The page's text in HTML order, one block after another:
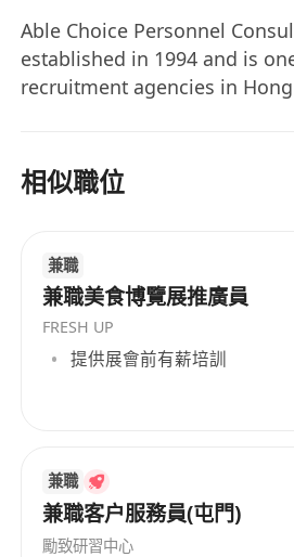
Able Choice Personnel
established in 1994 and is
recruitment agencies in
company which provide full-
recruitment services to our
Engineering, Information
Marketing, Personnel and
Secretarial and all general
recruitment in permanent
placement services.
相似職位
兼職
兼職美食博覽展推廣員
FRESH UP
提供展會前有薪培訓
兼職
兼職客户服務員(屯門)
勵致研習中心